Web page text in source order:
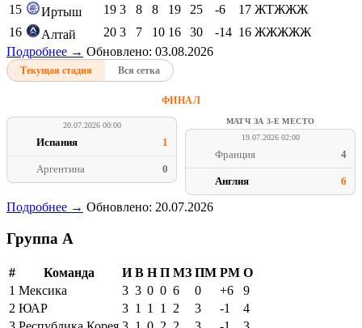
15
Иртыш 19 3 8 8 19 25 -6 17 ЖТЖЖЖ
16
Алтай 20 3 7 10 16 30 -14 16 ЖЖЖЖЖ
Подробнее → Обновлено: 03.08.2026
Текущая стадия Вся сетка
ФИНАЛ
20.07.2026 00:00
Испания 1
Аргентина 0
МАТЧ ЗА 3-Е МЕСТО
19.07.2026 02:00
Франция 4
Англия 6
Подробнее → Обновлено: 20.07.2026
Группа A
# Команда И В Н П МЗ ПМ РМ О
1 Мексика 3 3 0 0 6 0 +6
9
2 ЮАР 3 1 1 1 2 3 -1
4